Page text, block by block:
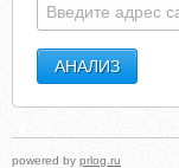
powered by prlog.ru